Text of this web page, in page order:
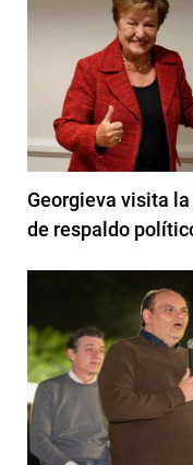
Georgieva visita
de respaldo